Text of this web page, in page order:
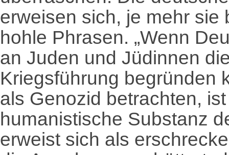
erweisen sich, je mehr sie
hohle Phrasen. „Wenn
an Juden und Jüdinnen
Kriegsführung begründen
als Genozid betrachten,
humanistische Substanz
erweist sich als